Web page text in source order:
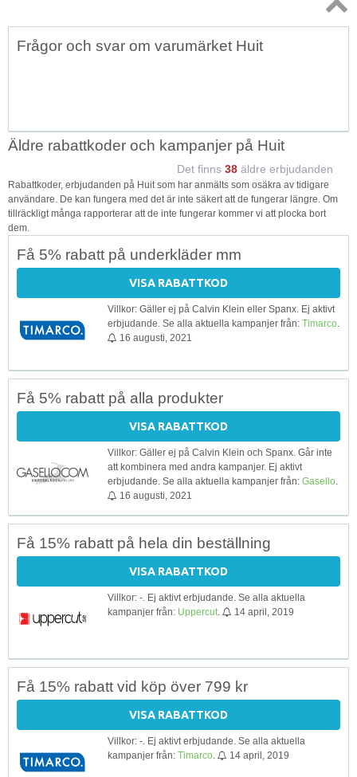
Topp
Frågor och svar om varumärket Huit
Äldre rabattkoder och kampanjer på Huit
Det finns 38 äldre erbjudanden
Rabattkoder, erbjudanden på Huit som har anmälts som osäkra av tidigare
användare. De kan fungera med det är inte säkert att de fungerar längre. Om
tillräckligt många rapporterar att de inte fungerar kommer vi att plocka bort
dem.
Få 5% rabatt på underkläder mm
VISA RABATTKOD
Villkor: Gäller ej på Calvin Klein eller Spanx. Ej aktivt
erbjudande. Se alla aktuella kampanjer från: Timarco
16 augusti, 2021
Få 5% rabatt på alla produkter
VISA RABATTKOD
Villkor: Gäller ej på Calvin Klein och Spanx. Går inte
att kombinera med andra kampanjer. Ej aktivt
erbjudande. Se alla aktuella kampanjer från: Gasello
16 augusti, 2021
Få 15% rabatt på hela din beställning
VISA RABATTKOD
Villkor: -. Ej aktivt erbjudande. Se alla aktuella
kampanjer från: Uppercut 14 april, 2019
Få 15% rabatt vid köp över 799 kr
VISA RABATTKOD
Villkor: -. Ej aktivt erbjudande. Se alla aktuella
kampanjer från: Timarco 14 april, 2019